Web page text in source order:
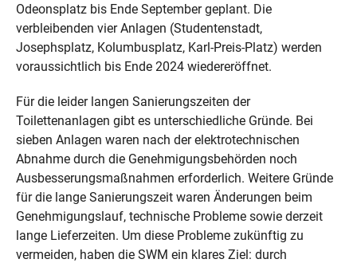
Odeonsplatz bis Ende September geplant. Die
verbleibenden vier Anlagen (Studentenstadt,
Josephsplatz, Kolumbusplatz, Karl-Preis-Platz) werden
voraussichtlich bis Ende 2024 wiedereröffnet.
Für die leider langen Sanierungszeiten der
Toilettenanlagen gibt es unterschiedliche Gründe. Bei
sieben Anlagen waren nach der elektrotechnischen
Abnahme durch die Genehmigungsbehörden noch
Ausbesserungsmaßnahmen erforderlich. Weitere Gründe
für die lange Sanierungszeit waren Änderungen beim
Genehmigungslauf, technische Probleme sowie derzeit
lange Lieferzeiten. Um diese Probleme zukünftig zu
vermeiden, haben die SWM ein klares Ziel: durch